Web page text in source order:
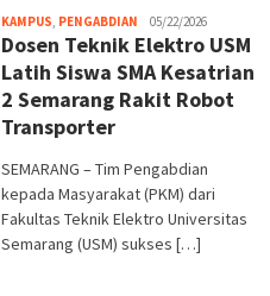
KAMPUS, PENGABDIAN Melani
05/22/2026
Dosen Teknik Elektro USM
Latih Siswa SMA Kesatrian
2 Semarang Rakit Robot
Transporter
SEMARANG – Tim Pengabdian
kepada Masyarakat (PKM) dari
Fakultas Teknik Elektro Universitas
Semarang (USM) sukses […]